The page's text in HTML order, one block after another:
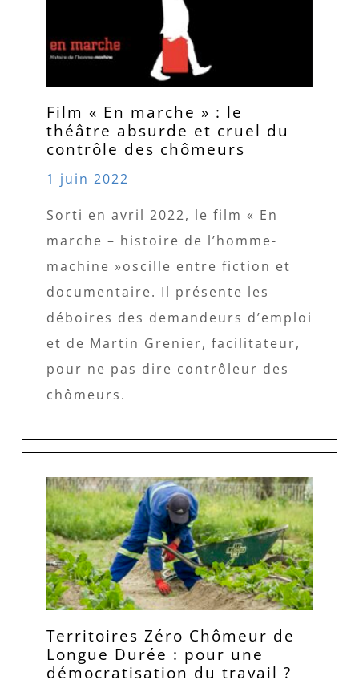
Film « En marche » : le
théâtre absurde et cruel du
contrôle des chômeurs
1 juin 2022
Sorti en avril 2022, le film « En
marche – histoire de l’homme-
machine »oscille entre fiction et
documentaire. Il présente les
déboires des demandeurs d’emploi
et de Martin Grenier, facilitateur,
pour ne pas dire contrôleur des
chômeurs.
Territoires Zéro Chômeur de
Longue Durée : pour une
démocratisation du travail ?